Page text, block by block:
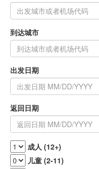
到达城市
出发日期
返回日期
成人 (12+)
儿童 (2-11)